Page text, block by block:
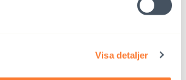
Visa detaljer